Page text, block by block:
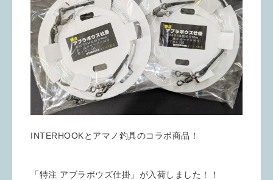
INTERHOOKとアマノ釣具のコラボ商品！
「特注 アブラボウズ仕掛」が入荷しました！！